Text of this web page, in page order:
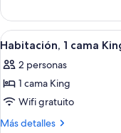
Queen
size
2
camas
Queen
Abrir
todas
las
fotos
de
Habitación,
8
Habitación, 1 cama
2 personas
1 cama King
Wifi gratuito
Más detalles
Más